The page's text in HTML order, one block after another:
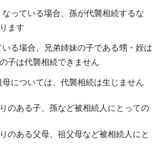
っている場合、孫が代襲相続するな
ます
る場合、兄弟姉妹の子である甥・姪は
子は代襲相続できません
については、代襲相続は生じません
のある子、孫など被相続人にとっての
のある父母、祖父母など被相続人にと